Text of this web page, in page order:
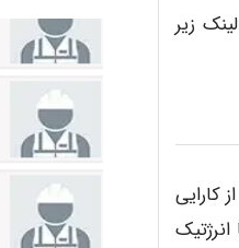
تنش های حرارتی در 55 صفحه در لینک زیر
کارایی